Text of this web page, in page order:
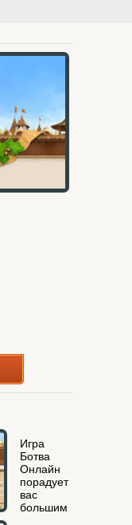
Игра
Ботва
Онлайн
порадует
вас
большим